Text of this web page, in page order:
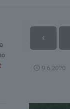
9.6.2020